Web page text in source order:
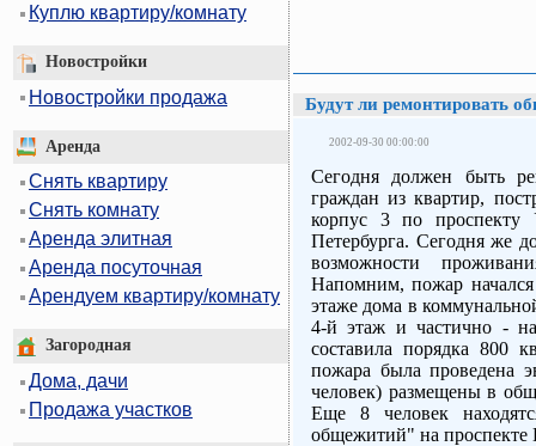
Куплю квартиру/комнату
Новостройки
Новостройки продажа
Аренда
Снять квартиру
Снять комнату
Аренда элитная
Аренда посуточная
Арендуем квартиру/комнату
Загородная
Дома, дачи
Продажа участков
Будут ли ремонтировать
2002-09-30 00:00:00
Сегодня должен быть
граждан из квартир,
корпус 3 по проспекту
Петербурга. Сегодня же
возможности
Напомним, пожар
этаже дома в
4-й этаж и частично -
составила порядка 800
пожара была проведена
человек) размещены в
Еще 8 человек
общежитий" на проспекте